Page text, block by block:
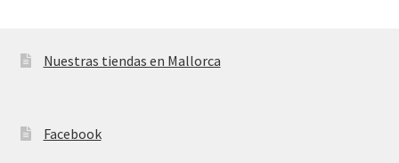
Nuestras tiendas en Mallorca
Facebook